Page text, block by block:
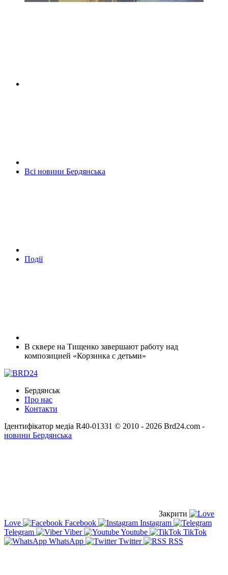
Всі новини Бердянська
Події
В сквере на Тищенко завершают работу над
композицией «Корзинка с детьми»
Бердянськ
Про нас
Контакти
Ідентифікатор медіа R40-01331 © 2010 - 2026 Brd24.com -
новини Бердянська
Закрити
Love
Facebook
Instagram
Telegram
Viber Youtube
TikTok
WhatsApp
Twitter RSS